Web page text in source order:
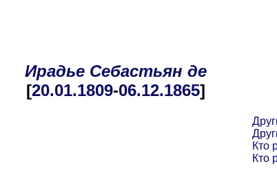
Ирадье Себастьян де
[20.01.1809-06.12.1865]
Кто
Кто